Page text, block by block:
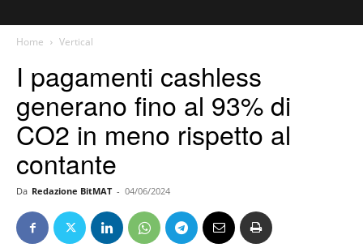
Home Vertical
I pagamenti cashless
generano fino al 93% di
CO2 in meno rispetto al
contante
Da Redazione BitMAT - 04/06/2024